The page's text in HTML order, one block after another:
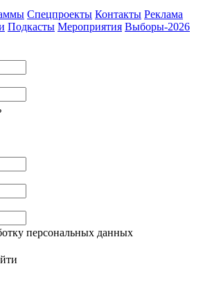
Спецпроекты Контакты Реклама
Подкасты Мероприятия Выборы-2026
персональных данных